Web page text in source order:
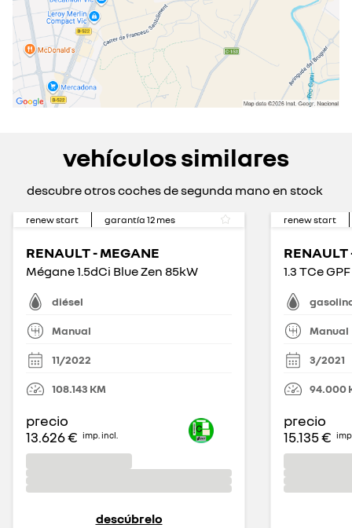
vehículos similares
descubre otros coches de segunda mano en stock
renew start garantía 12 mes
RENAULT - MEGANE
Mégane 1.5dCi Blue Zen 85kW
diésel
Manual
11/2022
108.143 KM
precio
13.626 € imp. incl.
descúbrelo
renew start
RENAULT
1.3 TCe
Manual
3/2021
94.000
precio
15.135 €